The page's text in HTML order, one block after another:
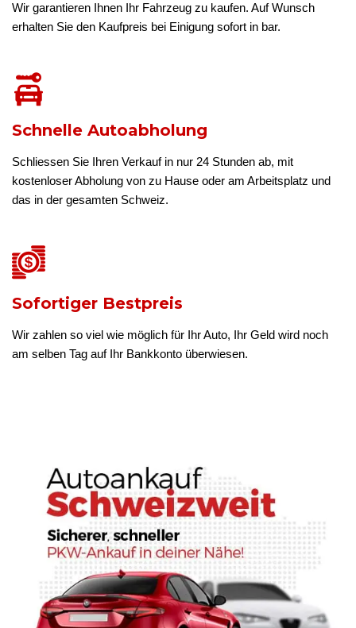
Wir garantieren Ihnen Ihr Fahrzeug zu kaufen. Auf Wunsch
erhalten Sie den Kaufpreis bei Einigung sofort in bar.
Schnelle Autoabholung
Schliessen Sie Ihren Verkauf in nur 24 Stunden ab, mit
kostenloser Abholung von zu Hause oder am Arbeitsplatz und
das in der gesamten Schweiz.
Sofortiger Bestpreis
Wir zahlen so viel wie möglich für Ihr Auto, Ihr Geld wird noch
am selben Tag auf Ihr Bankkonto überwiesen.